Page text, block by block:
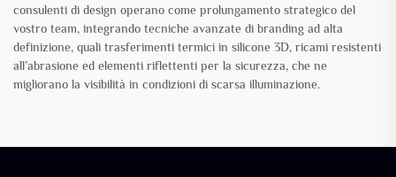
consulenti di design operano come prolungamento strategico del
vostro team, integrando tecniche avanzate di branding ad alta
definizione, quali trasferimenti termici in silicone 3D, ricami resistenti
all’abrasione ed elementi riflettenti per la sicurezza, che ne
migliorano la visibilità in condizioni di scarsa illuminazione.